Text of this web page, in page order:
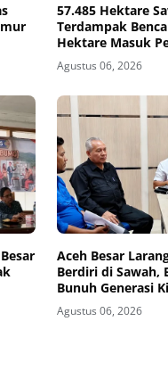
57.485 Hektare
Terdampak
Hektare Masuk
Agustus 06, 2026
Aceh Besar
Berdiri di Sawah,
Bunuh Generasi
Agustus 06, 2026